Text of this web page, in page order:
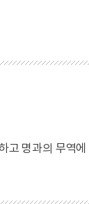
고 명과의 무역